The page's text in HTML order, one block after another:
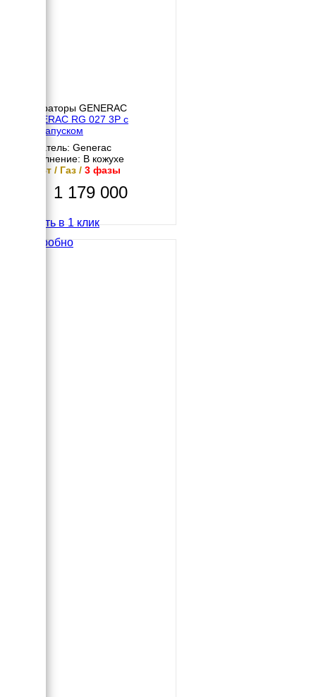
Генераторы GENERAC
GENERAC RG 027 3P с
автозапуском
Двигатель: Generac
Исполнение: В кожухе
20 кВт / Газ / 3 фазы
1 179 000
Купить в 1 клик
Подробно